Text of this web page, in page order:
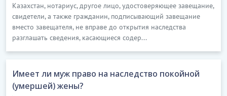
Казахстан, нотариус, другое лицо, удостоверяющее завещание,
свидетели, а также гражданин, подписывающий завещание
вместо завещателя, не вправе до открытия наследства
разглашать сведения, касающиеся содер...
Имеет ли муж право на наследство покойной
(умершей) жены?